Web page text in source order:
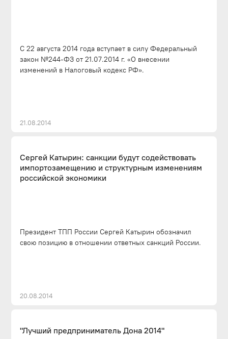
С 22 августа 2014 года вступает в силу Федеральный
закон №244-ФЗ от 21.07.2014 г. «О внесении
изменений в Налоговый кодекс РФ».
21.08.2014
Сергей Катырин: санкции будут содействовать
импортозамещению и структурным изменениям
российской экономики
Президент ТПП России Сергей Катырин обозначил
свою позицию в отношении ответных санкций России.
20.08.2014
"Лучший предприниматель Дона 2014"